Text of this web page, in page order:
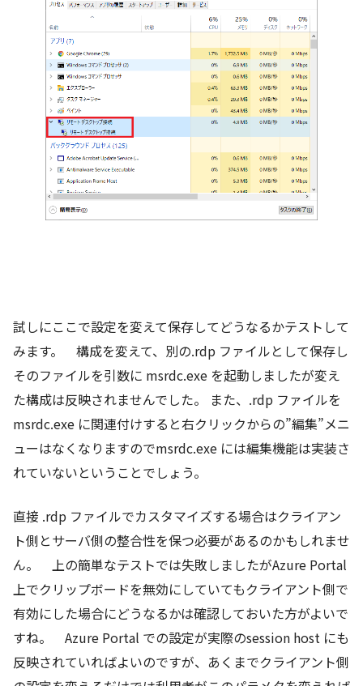
試しにここで設定を変えて保存してどうなるかテストして
みます。 構成を変えて、別の.rdp ファイルとして保存し
そのファイルを引数に msrdc.exe を起動しましたが変え
た構成は反映されませんでした。 また、.rdp ファイルを
msrdc.exe に関連付けすると右クリックからの”編集”メニ
ューはなくなりますのでmsrdc.exe には編集機能は実装さ
れていないということでしょう。
直接 .rdp ファイルでカスタマイズする場合はクライアン
ト側とサーバ側の整合性を保つ必要があるのかもしれませ
ん。 上の簡単なテストでは失敗しましたがAzure Portal
上でクリップボードを無効にしていてもクライアント側で
有効にした場合にどうなるかは確認しておいた方がよいで
すね。 Azure Portal での設定が実際のsession host にも
反映されていればよいのですが、あくまでクライアント側